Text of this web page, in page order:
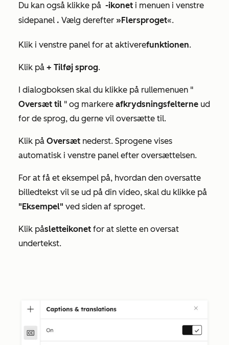
Du kan også klikke på -ikonet i menuen i venstre
sidepanel . Vælg derefter »Flersproget«.
Klik i venstre panel for at aktiverefunktionen.
Klik på + Tilføj sprog.
I dialogboksen skal du klikke på rullemenuen "
Oversæt til " og markere afkrydsningsfelterne ud
for de sprog, du gerne vil oversætte til.
Klik på Oversæt nederst. Sprogene vises
automatisk i venstre panel efter oversættelsen.
For at få et eksempel på, hvordan den oversatte
billedtekst vil se ud på din video, skal du klikke på
"Eksempel" ved siden af sproget.
Klik påsletteikonet for at slette en oversat
undertekst.